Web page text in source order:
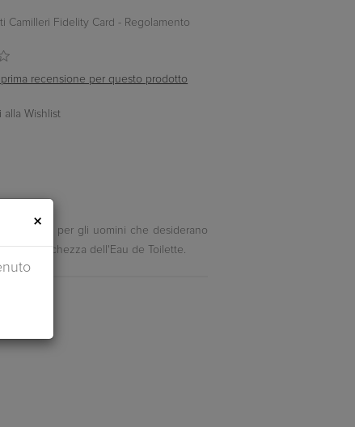
Camilleri Fidelity Card - Regolamento
recensione per questo prodotto
perfetta per gli uomini che desiderano
la freschezza dell'Eau de Toilette.
×